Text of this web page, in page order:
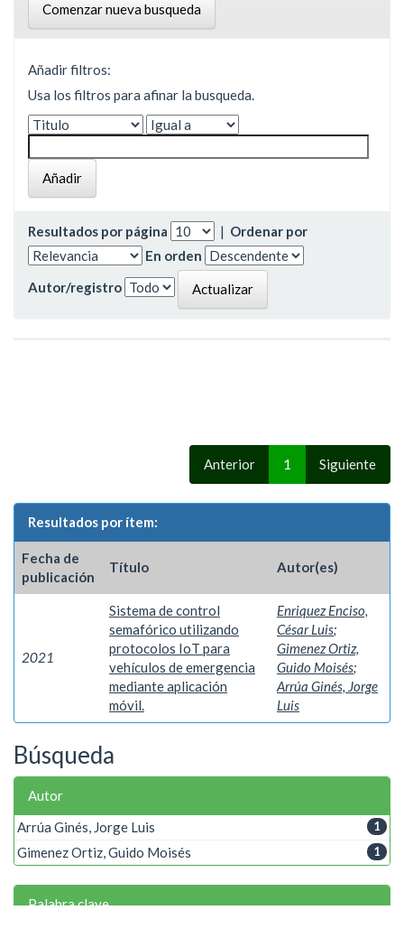
Comenzar nueva busqueda
Añadir filtros:
Usa los filtros para afinar la busqueda.
Resultados por página | Ordenar por
En orden
Autor/registro
Anterior 1 Siguiente
Resultados por ítem:
Fecha de
publicación
Título Autor(es)
2021
Sistema de control
semafórico utilizando
protocolos IoT para
vehículos de emergencia
mediante aplicación
móvil.
Enriquez Enciso,
César Luis;
Gimenez Ortiz,
Guido Moisés;
Arrúa Ginés, Jorge
Luis
Búsqueda
Autor
1
Arrúa Ginés, Jorge Luis
1
Gimenez Ortiz, Guido Moisés
Palabra clave